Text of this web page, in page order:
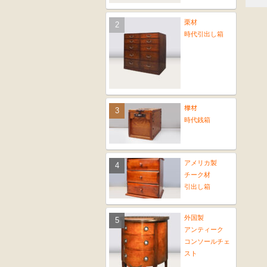
栗材
時代引出し箱
﨔材
時代銭箱
アメリカ製
チーク材
引出し箱
外国製
アンティーク
コンソールチェ
スト